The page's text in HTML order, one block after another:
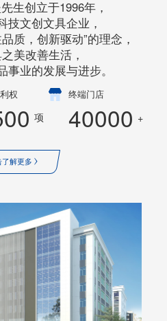
生创立于1996年，
技文创文具企业，
质，创新驱动”的理念，
美改善生活，
业的发展与进步。
权
项
终端门店
40000 +
了解更多